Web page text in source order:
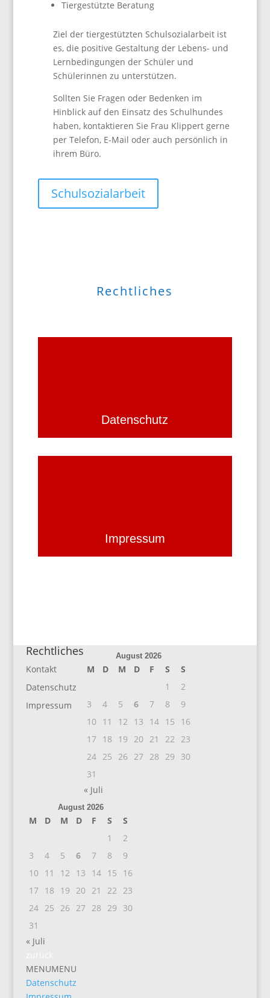
Tiergestützte Beratung
Ziel der tiergestützten Schulsozialarbeit ist
es, die positive Gestaltung der Lebens- und
Lernbedingungen der Schüler und
Schülerinnen zu unterstützen.
Sollten Sie Fragen oder Bedenken im
Hinblick auf den Einsatz des Schulhundes
haben, kontaktieren Sie Frau Klippert gerne
per Telefon, E-Mail oder auch persönlich in
ihrem Büro.
Schulsozialarbeit
Rechtliches
Datenschutz
Impressum
Rechtliches
Kontakt
Datenschutz
Impressum
August 2026
M D M D F S
S
1
2
3
4 5 6 7 8
9
10
11 12 13 14 15
16
17
18 19 20 21 22 23
24 25 26 27 28 29
30
31
« Juli
August 2026
M D M D F S
S
1
2
3
4 5 6 7 8
9
10
11 12 13 14 15
16
17
18 19 20 21 22 23
24 25 26 27 28 29
30
31
« Juli
MENUMENU
Datenschutz